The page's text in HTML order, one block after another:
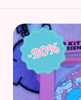
0
Accueil